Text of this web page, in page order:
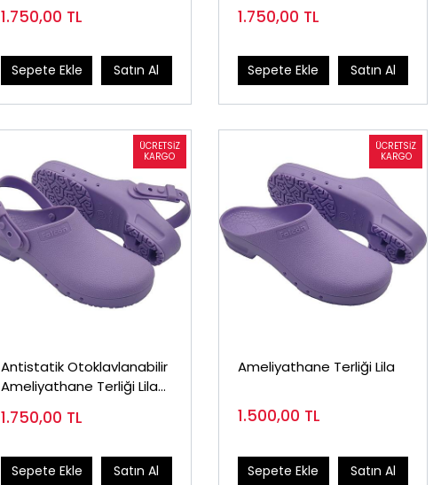
1.750,00 TL
Sepete Ekle Satın Al
1.750,00 TL
Sepete Ekle Satın Al
Antistatik Otoklavlanabilir
Ameliyathane Terliği Lila
1.750,00 TL
Sepete Ekle Satın Al
Ameliyathane Terliği Lila
1.500,00 TL
Sepete Ekle Satın Al